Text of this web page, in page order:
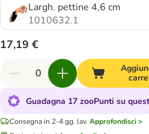
Largh. pettine 4,6 cm
1010632.1
17,19 €
Guadagna 17 zooPunti su
Consegna in 2-4 gg. lav. Approfondisci >